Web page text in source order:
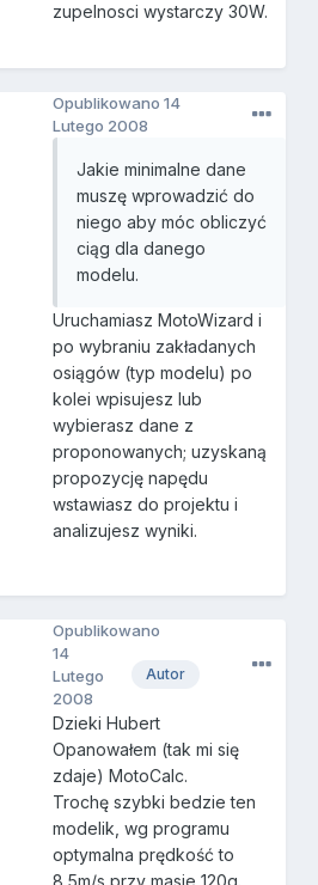
zupelnosci wystarczy 30W.
Opublikowano14
Lutego 2008
Jakie minimalne dane
muszę wprowadzić do
niego aby móc obliczyć
ciąg dla danego
modelu.
Uruchamiasz MotoWizard i
po wybraniu zakładanych
osiągów (typ modelu) po
kolei wpisujesz lub
wybierasz dane z
proponowanych; uzyskaną
propozycję napędu
wstawiasz do projektu i
analizujesz wyniki.
Autor
Opublikowano
14
Lutego
2008
Dzieki Hubert
Opanowałem (tak mi się
zdaje) MotoCalc.
Trochę szybki bedzie ten
modelik, wg programu
optymalna prędkość to